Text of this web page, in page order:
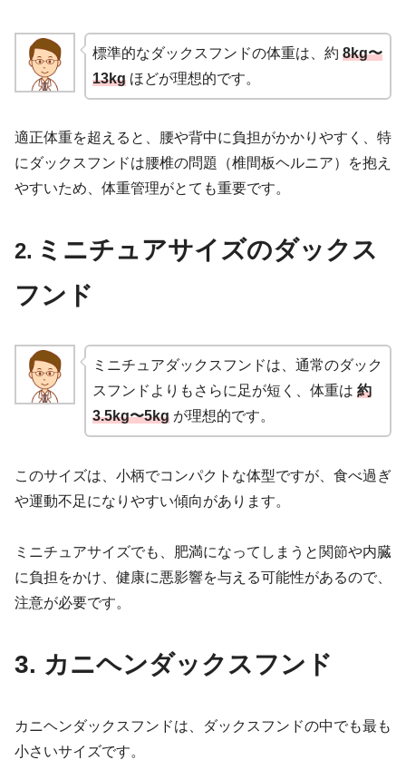
標準的なダックスフンドの体重は、約 8kg〜
13kgほどが理想的です。
適正体重を超えると、腰や背中に負担がかかりやすく、特
にダックスフンドは腰椎の問題（椎間板ヘルニア）を抱え
やすいため、体重管理がとても重要です。
2. ミニチュアサイズのダックス
フンド
ミニチュアダックスフンドは、通常のダック
スフンドよりもさらに足が短く、体重は 約
3.5kg〜5kgが理想的です。
このサイズは、小柄でコンパクトな体型ですが、食べ過ぎ
や運動不足になりやすい傾向があります。
ミニチュアサイズでも、肥満になってしまうと関節や内臓
に負担をかけ、健康に悪影響を与える可能性があるので、
注意が必要です。
3. カニヘンダックスフンド
カニヘンダックスフンドは、ダックスフンドの中でも最も
小さいサイズです。